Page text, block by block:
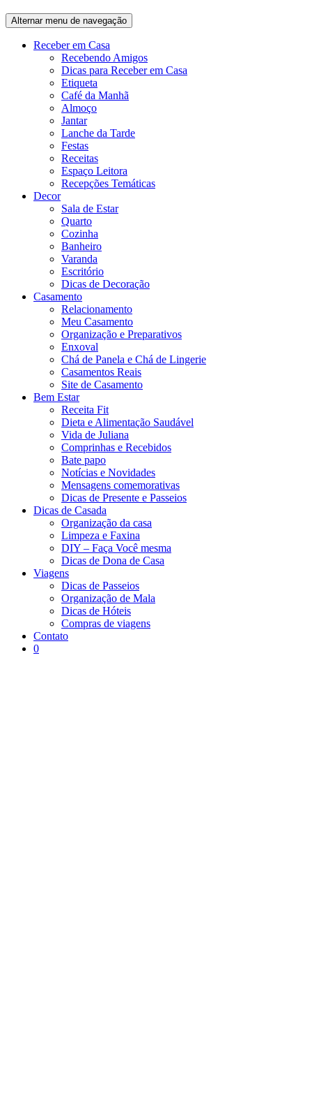
Alternar menu de navegação
Recebendo Amigos
Dicas para Receber em Casa
Etiqueta
Café da Manhã
Almoço
Jantar
Lanche da Tarde
Festas
Receitas
Espaço Leitora
Recepções Temáticas
Decor
Quarto
Cozinha
Banheiro
Varanda
Escritório
Dicas de Decoração
Casamento
Relacionamento
Meu Casamento
Organização e Preparativos
Enxoval
Chá de Panela e Chá de Lingerie
Casamentos Reais
Site de Casamento
Bem Estar
Receita Fit
Dieta e Alimentação Saudável
Vida de Juliana
Comprinhas e Recebidos
Bate papo
Notícias e Novidades
Mensagens comemorativas
Dicas de Presente e Passeios
Dicas de Casada
Organização da casa
Limpeza e Faxina
DIY – Faça Você mesma
Dicas de Dona de Casa
Viagens
Dicas de Passeios
Organização de Mala
Dicas de Hóteis
Compras de viagens
Contato
0